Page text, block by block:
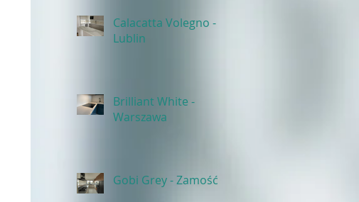
Calacatta Volegno -
Lublin
Brilliant White -
Warszawa
Gobi Grey - Zamość